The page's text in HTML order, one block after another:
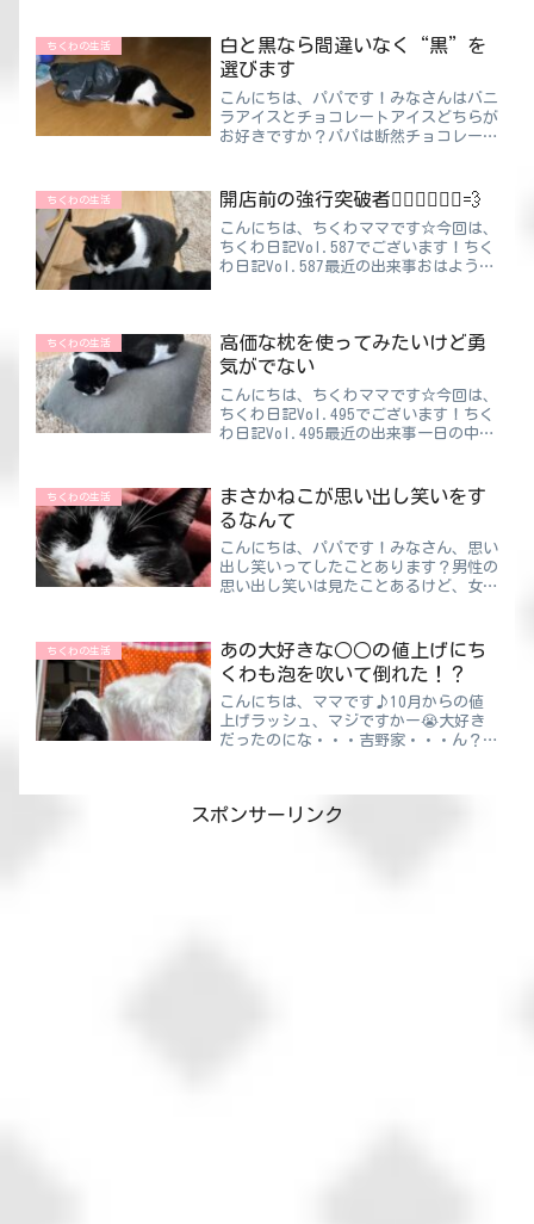
のアプローチには差があります。ママは
犬のように愛情を前面に押...
ちくわの生活
白と黒なら間違いなく“黒”を
選びます
こんにちは、パパです！みなさんはバニ
ラアイスとチョコレートアイスどちらが
お好きですか？パパは断然チョコレート
年中売っているから助かります😲実は
パパが好きなものって白いもの...
ちくわの生活 開店前の強行突破者🏃🏻‍♀️🏃🏻‍♂️💨
こんにちは、ちくわママです☆今回は、
ちくわ日記Vol.587でございます！ちく
わ日記Vol.587最近の出来事おはようご
かけるお客様の驚...
ちくわの生活
高価な枕を使ってみたいけど勇
気がでない
こんにちは、ちくわママです☆今回は、
ちくわ日記Vol.495でございます！ちく
わ日記Vol.495最近の出来事一日の中で
するために必要な寝具。特に枕はかなり
重要ではないでし...
ちくわの生活
まさかねこが思い出し笑いをす
るなんて
こんにちは、パパです！みなさん、思い
出し笑いってしたことあります？男性の
思い出し笑いは見たことあるけど、女性
レるととっても恥ずかしい思い出し笑い
😅ちくわパパ思い出すと笑わ...
ちくわの生活
あの大好きな○○の値上げにち
くわも泡を吹いて倒れた！？
こんにちは、ママです♪10月からの値
上げラッシュ、マジですかー😭大好き
だったのにな・・・吉野家・・・ん？違
くわママ値上げしてショックといえば
○○ですよね！ショックといえ...
スポンサーリンク